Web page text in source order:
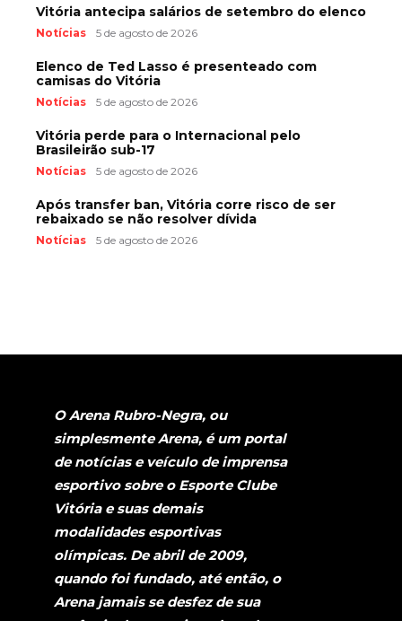
Vitória antecipa salários de setembro do elenco
Notícias 5 de agosto de 2026
Elenco de Ted Lasso é presenteado com
camisas do Vitória
Notícias 5 de agosto de 2026
Vitória perde para o Internacional pelo
Brasileirão sub-17
Notícias 5 de agosto de 2026
Após transfer ban, Vitória corre risco de ser
rebaixado se não resolver dívida
Notícias 5 de agosto de 2026
O Arena Rubro-Negra, ou
simplesmente Arena, é um portal
de notícias e veículo de imprensa
esportivo sobre o Esporte Clube
Vitória e suas demais
modalidades esportivas
olímpicas. De abril de 2009,
quando foi fundado, até então, o
Arena jamais se desfez de sua